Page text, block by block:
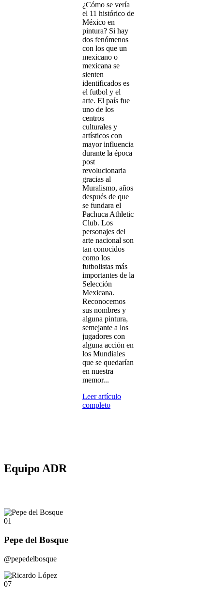
¿Cómo se vería
el 11 histórico de
México en
pintura? Si hay
dos fenómenos
con los que un
mexicano o
mexicana se
sienten
identificados es
el futbol y el
arte. El país fue
uno de los
centros
culturales y
artísticos con
mayor influencia
durante la época
post
revolucionaria
gracias al
Muralismo, años
después de que
se fundara el
Pachuca Athletic
Club. Los
personajes del
arte nacional son
tan conocidos
como los
futbolistas más
importantes de la
Selección
Mexicana.
Reconocemos
sus nombres y
alguna pintura,
semejante a los
jugadores con
alguna acción en
los Mundiales
que se quedarían
en nuestra
memor...
Leer artículo
completo
Equipo ADR
01
Pepe del Bosque
@pepedelbosque
07